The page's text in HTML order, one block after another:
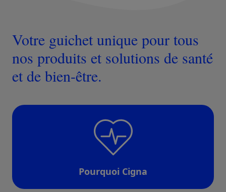
Votre guichet unique pour tous
nos produits et solutions de santé
et de bien-être.
Pourquoi Cigna